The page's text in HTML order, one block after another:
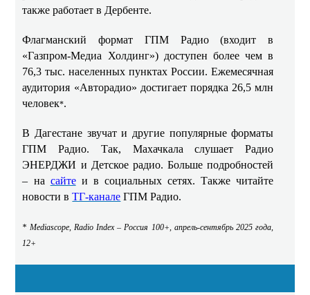
также работает в Дербенте.
Флагманский формат ГПМ Радио (входит в
«Газпром-Медиа Холдинг») доступен более чем в
76,3 тыс. населенных пунктах России. Ежемесячная
аудитория «Авторадио» достигает порядка 26,5 млн
человек*.
В Дагестане звучат и другие популярные форматы
ГПМ Радио. Так, Махачкала слушает Радио
ЭНЕРДЖИ и Детское радио. Больше подробностей
– на сайтеи в социальных сетях. Также читайте
новости вТГ-канале ГПМ Радио.
* Mediascope, Radio Index – Россия 100+, апрель-сентябрь 2025 года,
12+